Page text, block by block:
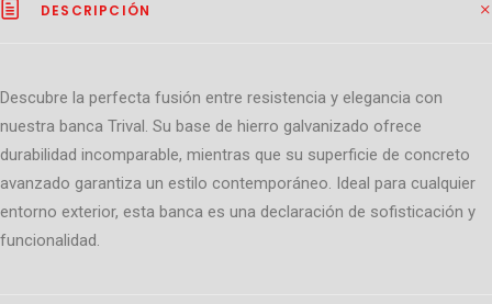
DESCRIPCIÓN
Descubre la perfecta fusión entre resistencia y elegancia con
nuestra banca Trival. Su base de hierro galvanizado ofrece
durabilidad incomparable, mientras que su superficie de concreto
avanzado garantiza un estilo contemporáneo. Ideal para cualquier
entorno exterior, esta banca es una declaración de sofisticación y
funcionalidad.